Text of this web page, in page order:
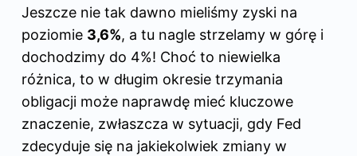
Jeszcze nie tak dawno mieliśmy zyski na
poziomie 3,6%, a tu nagle strzelamy w górę i
dochodzimy do 4%! Choć to niewielka
różnica, to w długim okresie trzymania
obligacji może naprawdę mieć kluczowe
znaczenie, zwłaszcza w sytuacji, gdy Fed
zdecyduje się na jakiekolwiek zmiany w